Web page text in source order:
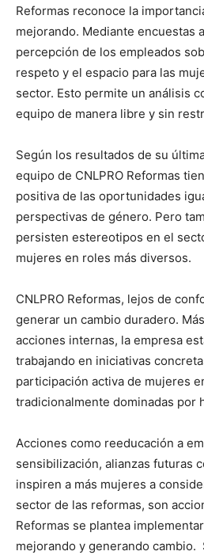
Reformas reconoce la
mejorando. Mediante encuestas
percepción de los empleados
respeto y el espacio para las
sector. Esto permite un análisis
equipo de manera libre y sin
Según los resultados de su
equipo de CNLPRO Reformas
positiva de las oportunidades
perspectivas de género. Pero
persisten estereotipos en el
mujeres en roles más diversos.
CNLPRO Reformas, lejos de
generar un cambio duradero.
acciones internas, la empresa
trabajando en iniciativas
participación activa de mujeres
tradicionalmente dominadas por
Acciones como reeducación a
sensibilización, alianzas futuras
inspiren a más mujeres a
sector de las reformas, son
Reformas se plantea
mejorando y generando